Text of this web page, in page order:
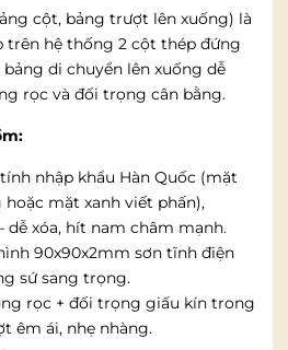
cột, bảng trượt lên xuống) là
trên hệ thống 2 cột thép đứng
di chuyển lên xuống dễ
rọc và đối trọng cân bằng.
nhập khẩu Hàn Quốc (mặt
mặt xanh viết phấn),
dễ xóa, hít nam châm mạnh.
90x90x2mm sơn tĩnh điện
sứ sang trọng.
rọc + đối trọng giấu kín trong
êm ái, nhẹ nhàng.